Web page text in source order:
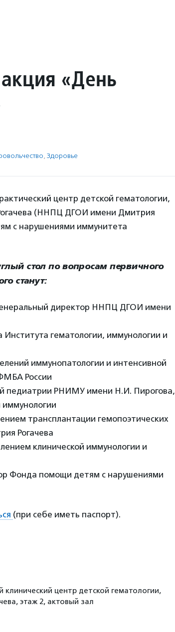
«День
, Здоровье
центр детской гематологии,
(ННПЦ ДГОИ имени Дмитрия
с нарушениями иммунитета
стол по вопросам первичного
станут:
директор ННПЦ ДГОИ имени
гематологии, иммунологии и
иммунопатологии и интенсивной
России
педиатрии РНИМУ имени Н.И. Пирогова,
иммунологии
трансплантации гемопоэтических
Рогачева
клинической иммунологии и
Фонда помощи детям с нарушениями
(при себе иметь паспорт).
центр детской гематологии,
этаж 2, актовый зал